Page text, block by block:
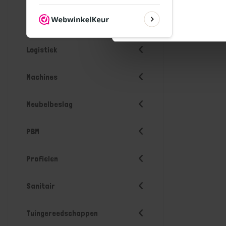
Lastechniek
Logistiek
Machines
Meubelbeslag
PBM
Profielen
Sanitair
Tuingereedschappen